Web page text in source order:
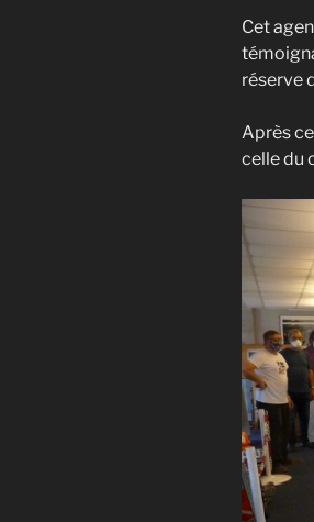
Cet
réserve
Après
celle du